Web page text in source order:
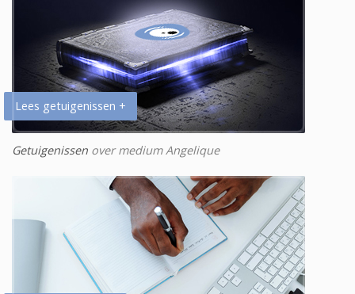
Lees getuigenissen +
Getuigenissen over medium Angelique